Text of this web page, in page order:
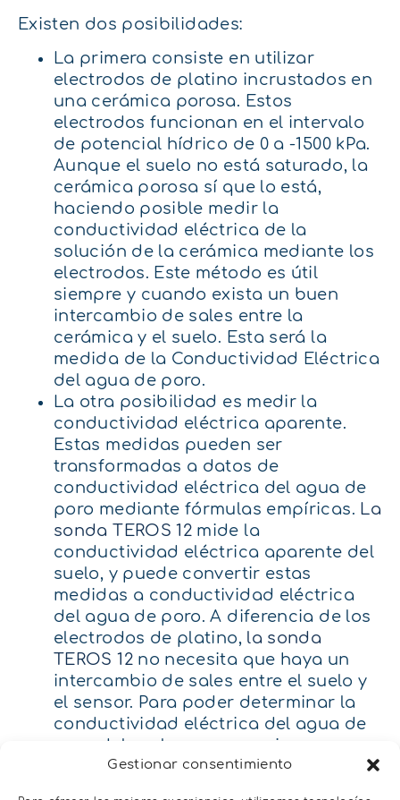
Gestionar consentimiento
Existen dos posibilidades:
La primera consiste en utilizar
electrodos de platino incrustados en
una cerámica porosa. Estos
electrodos funcionan en el intervalo
de potencial hídrico de 0 a -1500 kPa.
Aunque el suelo no está saturado, la
cerámica porosa sí que lo está,
haciendo posible medir la
conductividad eléctrica de la
solución de la cerámica mediante los
electrodos. Este método es útil
siempre y cuando exista un buen
intercambio de sales entre la
cerámica y el suelo. Esta será la
medida de la Conductividad Eléctrica
del agua de poro.
La otra posibilidad es medir la
conductividad eléctrica aparente.
Estas medidas pueden ser
transformadas a datos de
conductividad eléctrica del agua de
poro mediante fórmulas empíricas. La
sonda TEROS 12 mide la
conductividad eléctrica aparente del
suelo, y puede convertir estas
medidas a conductividad eléctrica
del agua de poro. A diferencia de los
electrodos de platino, la sonda
TEROS 12no necesita que haya un
intercambio de sales entre el suelo y
el sensor. Para poder determinar la
conductividad eléctrica del agua de
poro del suelo es necesario conocer
el contenido en agua del suelo y el